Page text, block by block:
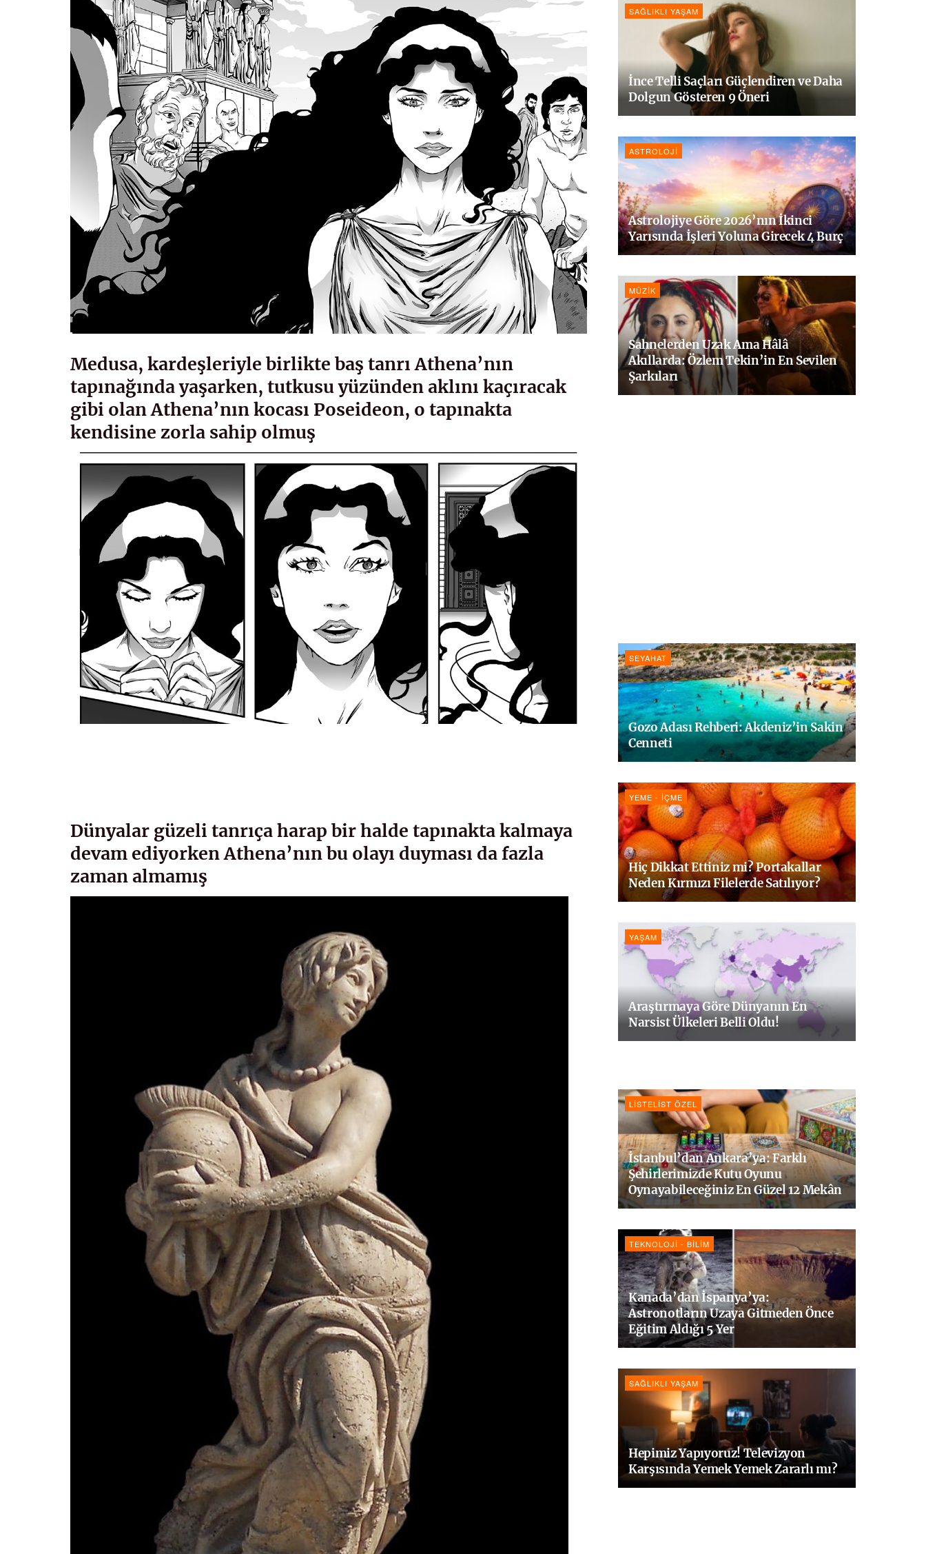
Medusa, kardeşleriyle birlikte baş tanrı Athena’nın
tapınağında yaşarken, tutkusu yüzünden aklını kaçıracak
gibi olan Athena’nın kocası Poseideon, o tapınakta
kendisine zorla sahip olmuş
Dünyalar güzeli tanrıça harap bir halde tapınakta kalmaya
devam ediyorken Athena’nın bu olayı duyması da fazla
zaman almamış
SAĞLIKLI YAŞAM
İnce Telli Saçları Güçlendiren ve Daha
Dolgun Gösteren 9 Öneri
ASTROLOJI
Astrolojiye Göre 2026’nın İkinci
Yarısında İşleri Yoluna Girecek 4 Burç
MÜZIK
Sahnelerden Uzak Ama Hâlâ
Akıllarda: Özlem Tekin’in En Sevilen
Şarkıları
SEYAHAT
Gozo Adası Rehberi: Akdeniz’in Sakin
Cenneti
YEME - İÇME
Hiç Dikkat Ettiniz mi? Portakallar
Neden Kırmızı Filelerde Satılıyor?
YAŞAM
Araştırmaya Göre Dünyanın En
Narsist Ülkeleri Belli Oldu!
LISTELIST ÖZEL
İstanbul’dan Ankara’ya: Farklı
Şehirlerimizde Kutu Oyunu
Oynayabileceğiniz En Güzel 12 Mekân
TEKNOLOJI - BILIM
Kanada’dan İspanya’ya:
Astronotların Uzaya Gitmeden Önce
Eğitim Aldığı 5 Yer
SAĞLIKLI YAŞAM
Hepimiz Yapıyoruz! Televizyon
Karşısında Yemek Yemek Zararlı mı?